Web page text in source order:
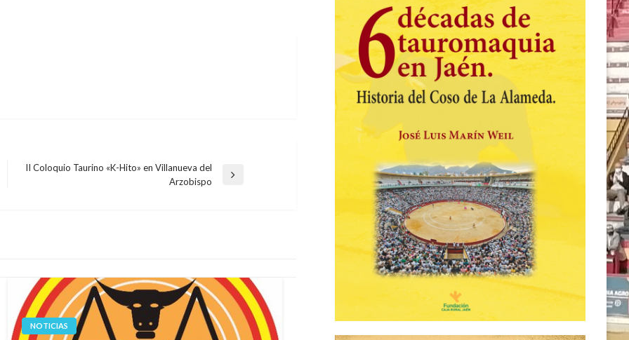
II Coloquio Taurino «K-Hito» en Villanueva del
Arzobispo
NOTICIAS